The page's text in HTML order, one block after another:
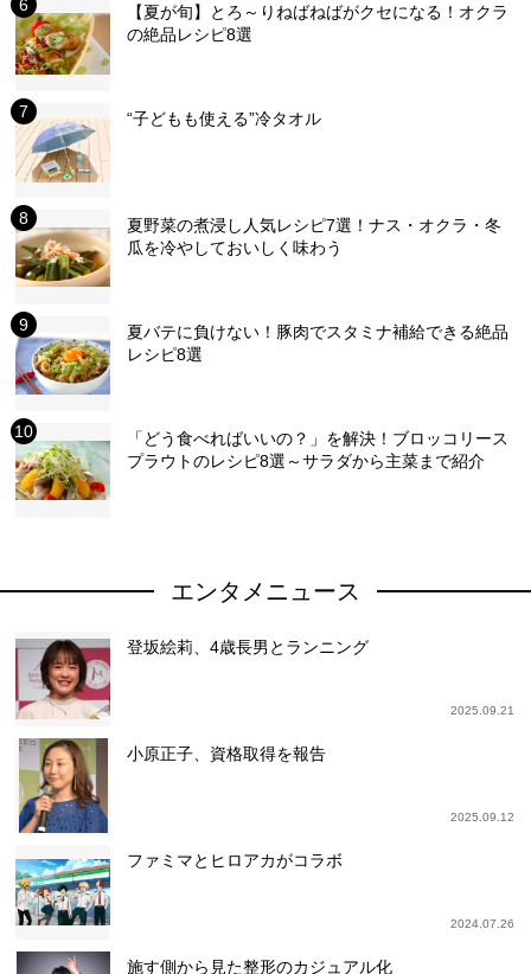
【夏が旬】とろ～りねばねばがクセになる！オクラ
の絶品レシピ8選
“子どもも使える”冷タオル
夏野菜の煮浸し人気レシピ7選！ナス・オクラ・冬
瓜を冷やしておいしく味わう
夏バテに負けない！豚肉でスタミナ補給できる絶品
レシピ8選
「どう食べればいいの？」を解決！ブロッコリース
プラウトのレシピ8選～サラダから主菜まで紹介
エンタメニュース
登坂絵莉、4歳長男とランニング
2025.09.21
小原正子、資格取得を報告
2025.09.12
ファミマとヒロアカがコラボ
2024.07.26
施す側から見た整形のカジュアル化